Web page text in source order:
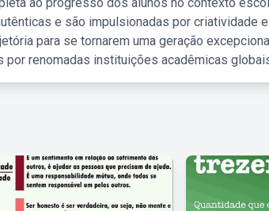
e são impulsionadas por criatividade
para se tornarem uma geração
renomadas instituições acadêmicas